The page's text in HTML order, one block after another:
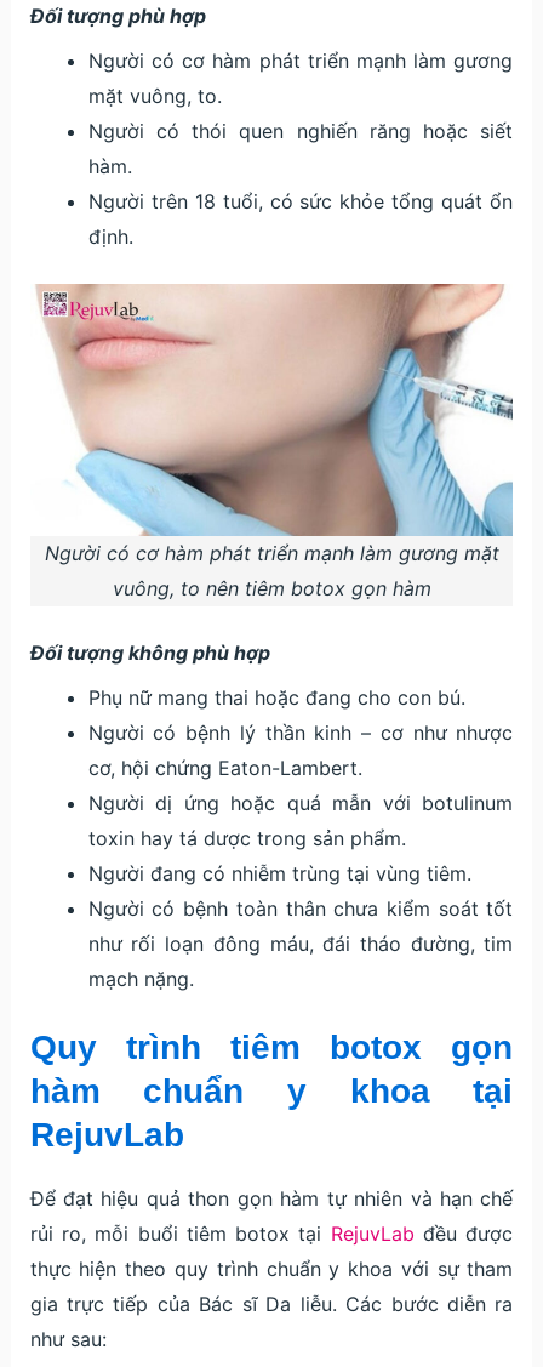
Đối tượng phù hợp
Người có cơ hàm phát triển mạnh làm gương
mặt vuông, to.
Người có thói quen nghiến răng hoặc siết
hàm.
Người trên 18 tuổi, có sức khỏe tổng quát ổn
định.
Người có cơ hàm phát triển mạnh làm gương mặt
vuông, to nên tiêm botox gọn hàm
Đối tượng không phù hợp
Phụ nữ mang thai hoặc đang cho con bú.
Người có bệnh lý thần kinh – cơ như nhược
cơ, hội chứng Eaton-Lambert.
Người dị ứng hoặc quá mẫn với botulinum
toxin hay tá dược trong sản phẩm.
Người đang có nhiễm trùng tại vùng tiêm.
Người có bệnh toàn thân chưa kiểm soát tốt
như rối loạn đông máu, đái tháo đường, tim
mạch nặng.
Quy trình tiêm botox gọn
hàm chuẩn y khoa tại
RejuvLab
Để đạt hiệu quả thon gọn hàm tự nhiên và hạn chế
rủi ro, mỗi buổi tiêm botox tại RejuvLab đều được
thực hiện theo quy trình chuẩn y khoa với sự tham
gia trực tiếp của Bác sĩ Da liễu. Các bước diễn ra
như sau: